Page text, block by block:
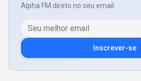
Alpha FM direto no seu email.
Inscrever-se